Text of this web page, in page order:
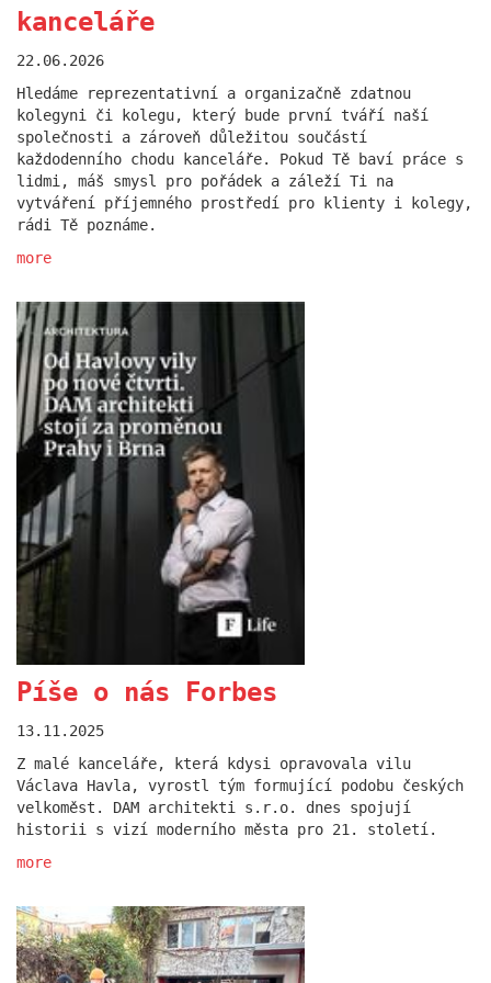
součástí TOP STAVBY ČR
24.07.2025
Novostavba statku v Dobřichovicích v sobě spojuje
citlivkou práci s historickou stopou a soudobou
architekturou ve venkovském kontextu.
more
Diskutovali jsme o
spolupráci napříč
generacemi
24.06.2025
Vltavy festivalem designu a architektury. A my
more
kanceláře
22.06.2026
Hledáme reprezentativní a organizačně zdatnou
kolegyni či kolegu, který bude první tváří naší
společnosti a zároveň důležitou součástí
každodenního chodu kanceláře. Pokud Tě baví práce s
lidmi, máš smysl pro pořádek a záleží Ti na
vytváření příjemného prostředí pro klienty i kolegy,
rádi Tě poznáme.
more
Píše o nás Forbes
13.11.2025
Z malé kanceláře, která kdysi opravovala vilu
Václava Havla, vyrostl tým formující podobu českých
velkoměst. DAM architekti s.r.o. dnes spojují
historii s vizí moderního města pro 21. století.
more